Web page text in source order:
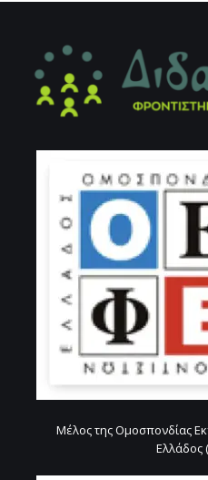
Μέλος της Ομοσπονδίας
Ελλάδος